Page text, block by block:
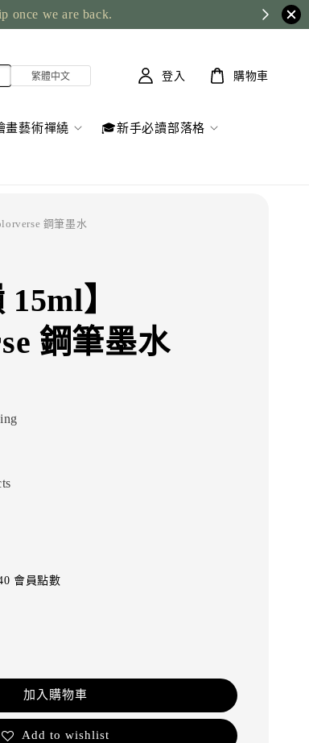
once we are back.
畫藝術禪繞 🎓新手必讀部落格
登入 購物車
鋼筆墨水
15ml】
鋼筆墨水
會員點數
加入購物車
Add to wishlist